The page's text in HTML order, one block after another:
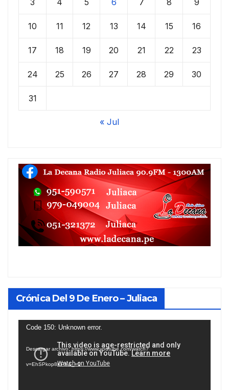
10 11 12 13 14 15 16
17 18 19 20 21 22 23
24 25 26 27 28 29 30
31
« Jul
Crónica Del 9 De Enero – Juliaca
Reproductor
vídeo
Code 150: Unknown error.
Descargar archivo: https://www.youtube.com/watch?
v=EhSPkop8KPY&_=1